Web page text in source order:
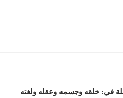
في: خلقه وجسمه وعقله ولغته